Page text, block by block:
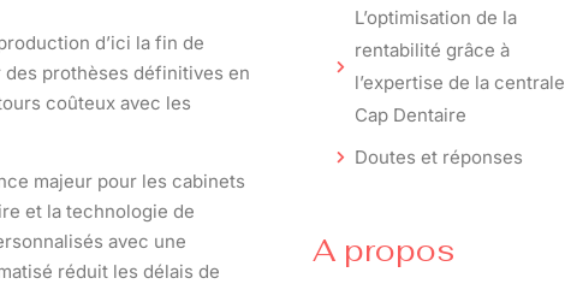
d’ici la fin de
des prothèses définitives en
coûteux avec les
majeur pour les cabinets
et la technologie de
avec une
réduit les délais de
L’optimisation de la
rentabilité grâce à
l’expertise de la centrale
Cap Dentaire
Doutes et réponses
A propos